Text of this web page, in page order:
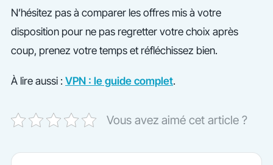
N’hésitez pas à comparer les offres mis à votre
disposition pour ne pas regretter votre choix après
coup, prenez votre temps et réfléchissez bien.
À lire aussi : VPN : le guide complet.
Vous avez aimé cet article ?